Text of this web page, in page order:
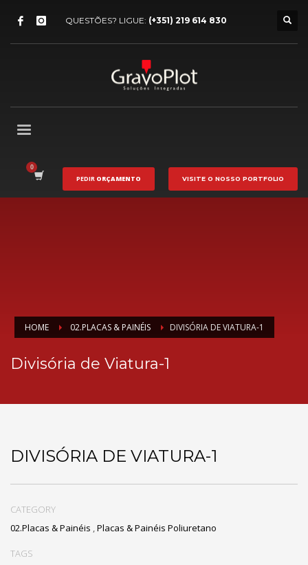
QUESTÕES? LIGUE: (+351) 219 614 830
PEDIR ORÇAMENTO VISITE O NOSSO PORTFOLIO
HOME 02.PLACAS & PAINÉIS DIVISÓRIA DE VIATURA-1
Divisória de Viatura-1
DIVISÓRIA DE VIATURA-1
CATEGORY
02.Placas & Painéis ,Placas & Painéis Poliuretano
TAGS